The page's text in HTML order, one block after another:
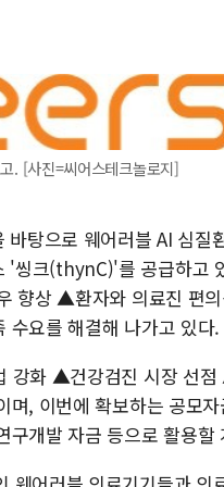
. [사진=씨어스테크놀로지]
탕으로 웨어러블 AI 심질
씽크(thynC)'를 공급하고
향상 ▲환자와 의료진 편
수요를 해결해 나가고 있다.
강화 ▲건강검진 시장 선
, 이번에 확보하는 공모
개발 자금 등으로 활용할